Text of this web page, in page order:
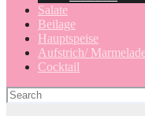
Salate
Beilage
Hauptspeise
Aufstrich/
Cocktail